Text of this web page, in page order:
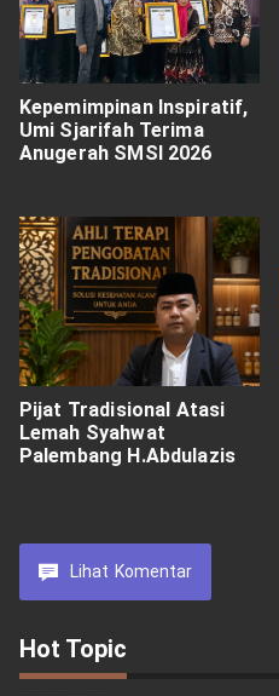
Kepemimpinan Inspiratif,
Umi Sjarifah Terima
Anugerah SMSI 2026
Pijat Tradisional Atasi
Lemah Syahwat
Palembang H.Abdulazis
Lihat Komentar
Hot Topic